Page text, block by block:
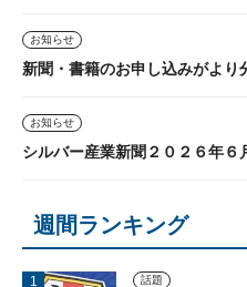
お知らせ
新聞・書籍のお申し込みがより
お知らせ
シルバー産業新聞２０２６年６
週間ランキング
話題